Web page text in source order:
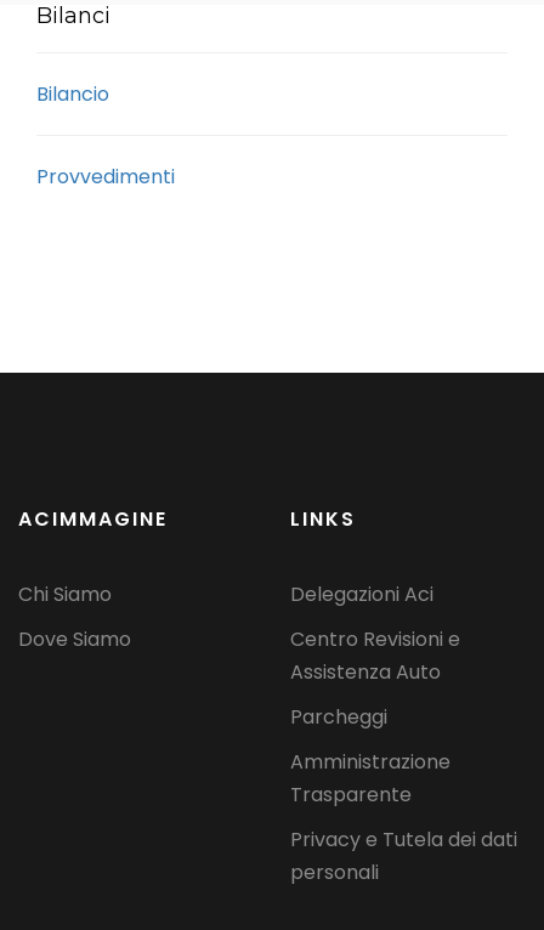
Bilanci
Bilancio
Provvedimenti
ACIMMAGINE
Chi Siamo
Dove Siamo
LINKS
Delegazioni Aci
Centro Revisioni e
Assistenza Auto
Parcheggi
Amministrazione
Trasparente
Privacy e Tutela dei dati
personali